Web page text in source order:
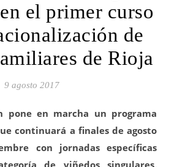
el primer curso
de
de Rioja
9 agosto 2017
pone en marcha un programa
continuará a finales de agosto
con jornadas específicas
de viñedos singulares,